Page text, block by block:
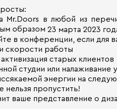
Mr.Doors в любой из
образом 23 марта 2023
в конференции, если для
скорости работы
старых клиентов
студии или налаживание
энергии на
пропустить!
ваше представление о